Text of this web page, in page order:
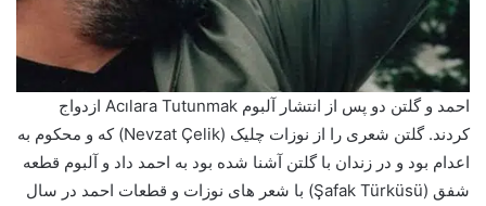
احمد و گلتن دو پس از انتشار آلبوم Acılara Tutunmak ازدواج
کردند. گلتن شعری را از نوزات چلیک (Nevzat Çelik) که و محکوم به
اعدام بود و در زندان با گلتن آشنا شده بود به احمد داد و آلبوم قطعه
شفق (Şafak Türküsü) با شعر های نوزات و قطعات احمد در سال